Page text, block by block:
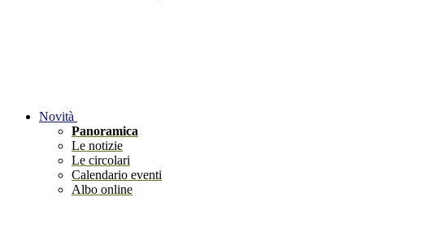
Novità
Panoramica
Le notizie
Le circolari
Calendario eventi
Albo online